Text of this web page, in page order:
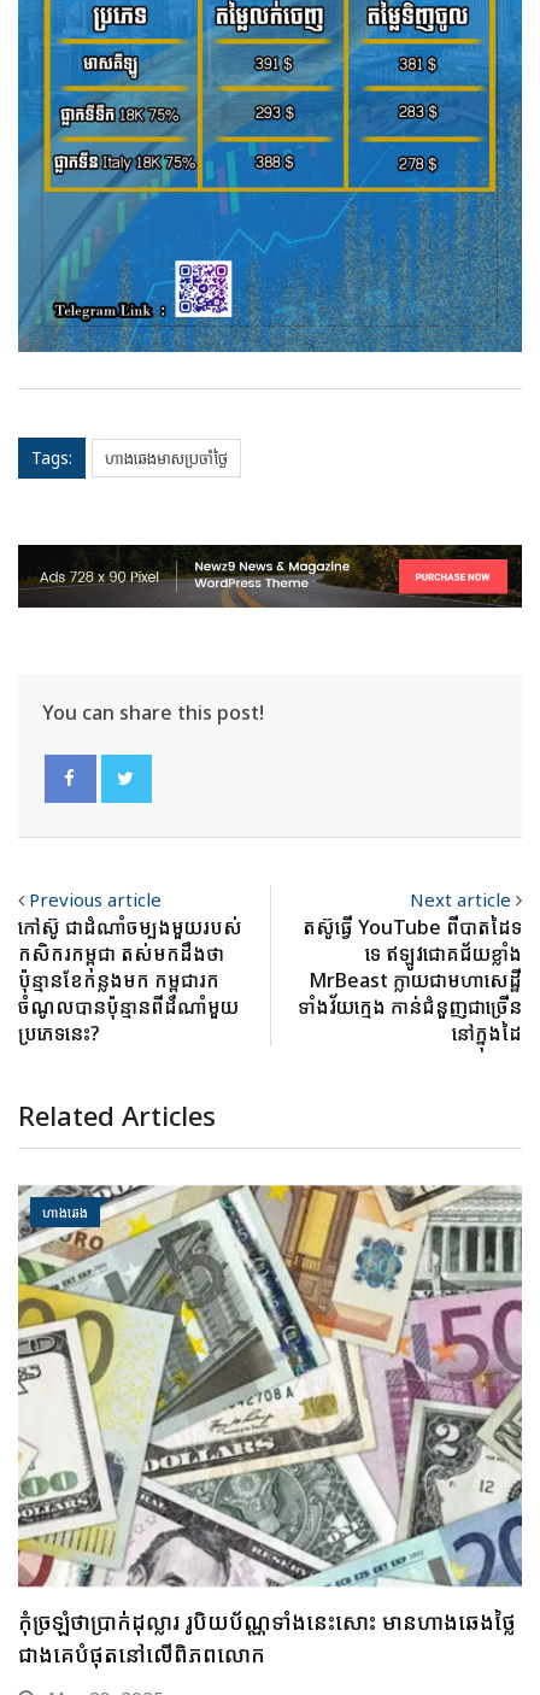
Tags: ហាងឆេងមាសប្រចាំថ្ងៃ
You can share this post!
Previous article
កៅស៊ូ ជាដំណាំចម្បងមួយរបស់
កសិករកម្ពុជា តស់មកដឹងថា
ប៉ុន្មានខែកន្លងមក កម្ពុជារក
ចំណូលបានប៉ុន្មានពីដំណាំមួយ
ប្រភេទនេះ?
Next article
តស៊ូធ្វើ YouTube ពីបាតដៃទ
ទេ ឥឡូវជោគជ័យខ្លាំង
MrBeast ក្លាយជាមហាសេដ្ឋី
ទាំងវ័យក្មេង កាន់ជំនួញជាច្រើន
នៅក្នុងដៃ
Related Articles
ហាងឆេង
គួរប្រុងប្រយ័ត្ន ប្រយ័ត្នមាសឡើងថ្លៃខ្លាំង រកលុយទិញមិនបាន
បើមាសឡើងថ្លៃឥតឈប់ឈរអញ្ចឹងនោះ